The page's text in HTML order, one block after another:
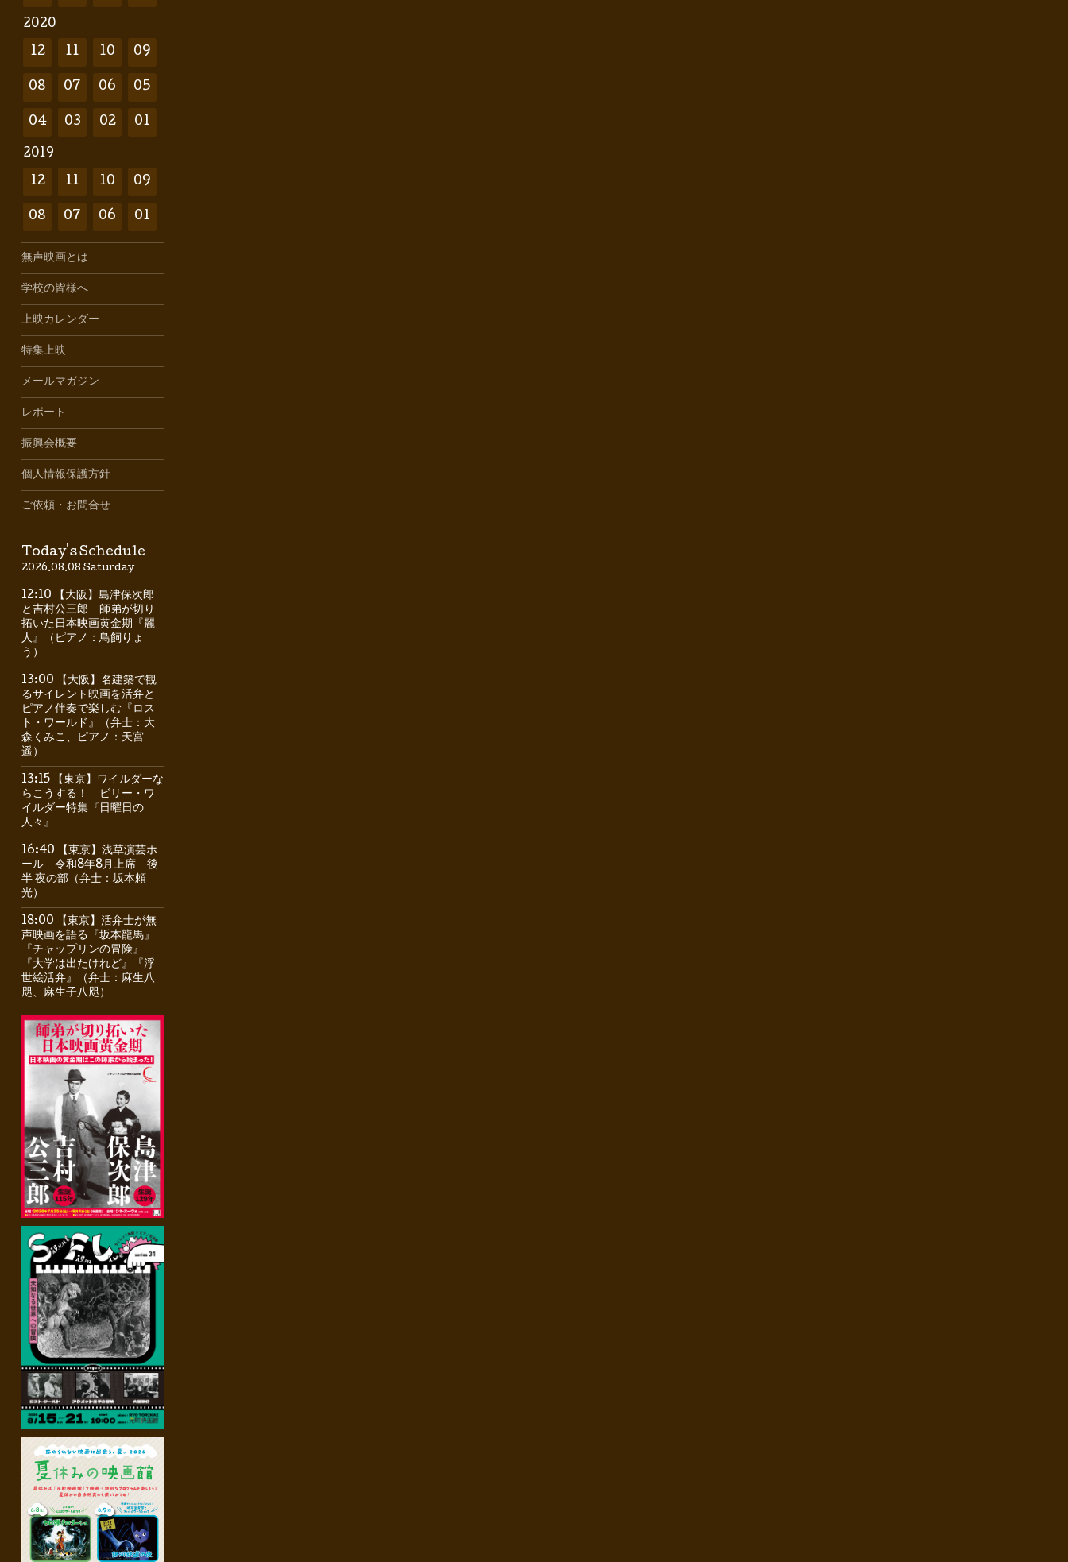
2020
12 11 10 09
08 07 06 05
04 03 02 01
2019
12 11 10 09
08 07 06 01
無声映画とは
学校の皆様へ
上映カレンダー
特集上映
メールマガジン
レポート
振興会概要
個人情報保護方針
ご依頼・お問合せ
Today's Schedule
2026.08.08 Saturday
12:10 【大阪】島津保次郎
と吉村公三郎 師弟が切り
拓いた日本映画黄金期『麗
人』（ピアノ：鳥飼りょ
う）
13:00 【大阪】名建築で観
るサイレント映画を活弁と
ピアノ伴奏で楽しむ『ロス
ト・ワールド』（弁士：大
森くみこ、ピアノ：天宮
遥）
13:15 【東京】ワイルダーな
らこうする！ ビリー・ワ
イルダー特集『日曜日の
人々』
16:40 【東京】浅草演芸ホ
ール 令和8年8月上席 後
半 夜の部（弁士：坂本頼
光）
18:00 【東京】活弁士が無
声映画を語る『坂本龍馬』
『チャップリンの冒険』
『大学は出たけれど』『浮
世絵活弁』（弁士：麻生八
咫、麻生子八咫）